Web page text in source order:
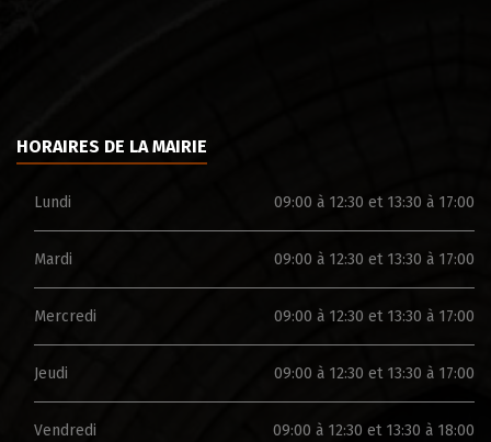
HORAIRES DE LA MAIRIE
Lundi 09:00 à 12:30 et 13:30 à 17:00
Mardi 09:00 à 12:30 et 13:30 à 17:00
Mercredi 09:00 à 12:30 et 13:30 à 17:00
Jeudi 09:00 à 12:30 et 13:30 à 17:00
Vendredi 09:00 à 12:30 et 13:30 à 18:00